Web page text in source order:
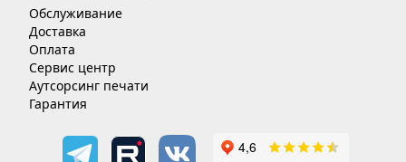
Обслуживание
Доставка
Оплата
Сервис центр
Аутсорсинг печати
Гарантия